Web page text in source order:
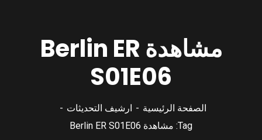
مشاهدة Berlin ER
S01E06
الصفحة الرئيسية
ارشيف التحديثات
Tag: مشاهدة Berlin ER S01E06